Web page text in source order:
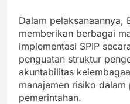
Dalam pelaksanaannya,
memberikan berbagai
implementasi SPIP
penguatan struktur
akuntabilitas
manajemen risiko dalam
pemerintahan.